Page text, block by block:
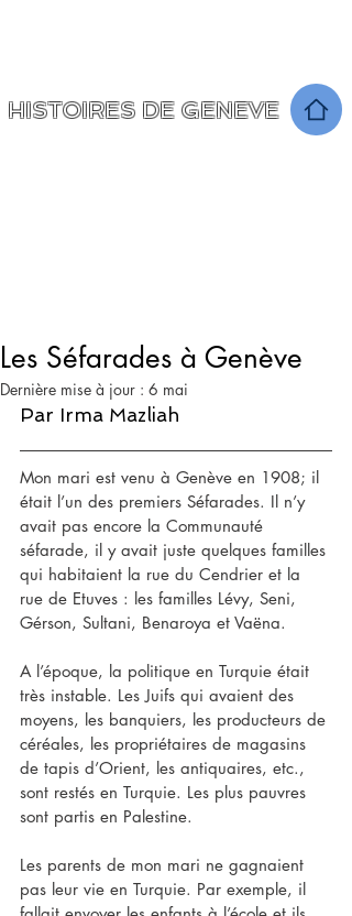
HISTOIRES DE GENEVE
Les Séfarades à Genève
Dernière mise à jour : 6 mai
Par Irma Mazliah
Mon mari est venu à Genève en 1908; il
était l’un des premiers Séfarades. Il n’y
avait pas encore la Communauté
séfarade, il y avait juste quelques familles
qui habitaient la rue du Cendrier et la
rue de Etuves : les familles Lévy, Seni,
Gérson, Sultani, Benaroya et Vaëna.
A l’époque, la politique en Turquie était
très instable. Les Juifs qui avaient des
moyens, les banquiers, les producteurs de
céréales, les propriétaires de magasins
de tapis d’Orient, les antiquaires, etc.,
sont restés en Turquie. Les plus pauvres
sont partis en Palestine.
Les parents de mon mari ne gagnaient
pas leur vie en Turquie. Par exemple, il